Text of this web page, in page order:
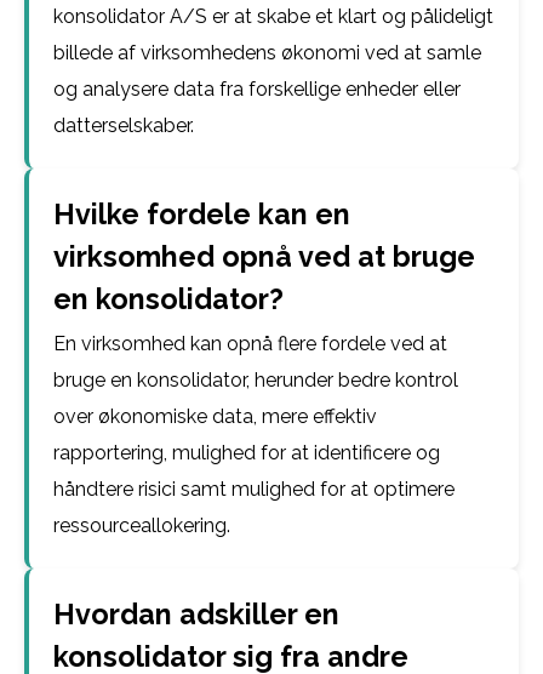
konsolidator A/S er at skabe et klart og pålideligt
billede af virksomhedens økonomi ved at samle
og analysere data fra forskellige enheder eller
datterselskaber.
Hvilke fordele kan en
virksomhed opnå ved at bruge
en konsolidator?
En virksomhed kan opnå flere fordele ved at
bruge en konsolidator, herunder bedre kontrol
over økonomiske data, mere effektiv
rapportering, mulighed for at identificere og
håndtere risici samt mulighed for at optimere
ressourceallokering.
Hvordan adskiller en
konsolidator sig fra andre